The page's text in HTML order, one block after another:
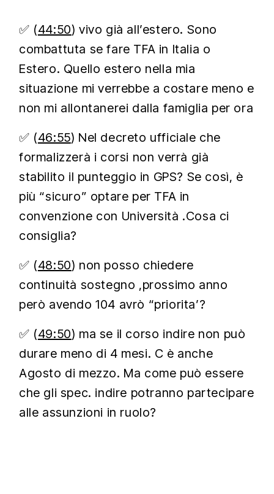
✅ (44:50) vivo già all’estero. Sono
combattuta se fare TFA in Italia o
Estero. Quello estero nella mia
situazione mi verrebbe a costare meno e
non mi allontanerei dalla famiglia per ora
✅ (46:55) Nel decreto ufficiale che
formalizzerà i corsi non verrà già
stabilito il punteggio in GPS? Se così, è
più “sicuro” optare per TFA in
convenzione con Università .Cosa ci
consiglia?
✅ (48:50) non posso chiedere
continuità sostegno ,prossimo anno
però avendo 104 avrò “priorita’?
✅ (49:50) ma se il corso indire non può
durare meno di 4 mesi. C è anche
Agosto di mezzo. Ma come può essere
che gli spec. indire potranno partecipare
alle assunzioni in ruolo?